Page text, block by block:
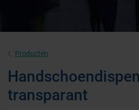
Producten
transparant